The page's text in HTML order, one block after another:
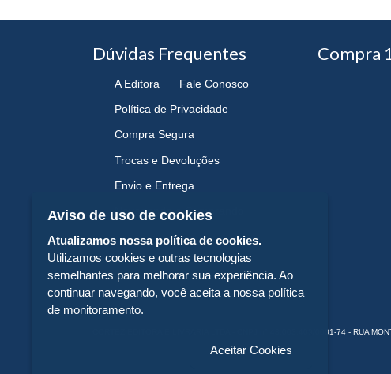
Dúvidas Frequentes
A Editora Fale Conosco
Política de Privacidade
Compra Segura
Trocas e Devoluções
Envio e Entrega
Navegando e Comprando
Compra
CORTEZ EDITORA E LIVRARIA LTDA - CNPJ n° 43.003.409/0001-74 - RUA
Aviso de uso de cookies
Atualizamos nossa política de cookies.
Utilizamos cookies e outras tecnologias
semelhantes para melhorar sua experiência. Ao
continuar navegando, você aceita a nossa política
de monitoramento.
Aceitar Cookies